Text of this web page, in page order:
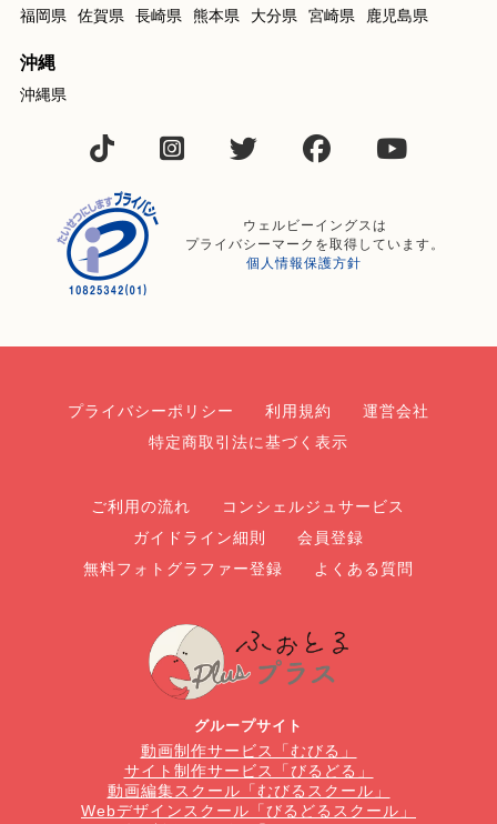
福岡県 佐賀県 長崎県 熊本県 大分県 宮崎県 鹿児島県
沖縄
沖縄県
ウェルビーイングスは
プライバシーマークを取得しています。
個人情報保護方針
プライバシーポリシー 利用規約
運営会社
特定商取引法に基づく表示
ご利用の流れ
コンシェルジュサービス
ガイドライン細則
会員登録
無料フォトグラファー登録
よくある質問
グループサイト
動画制作サービス「むびる」
サイト制作サービス「びるどる」
動画編集スクール「むびるスクール」
Webデザインスクール「びるどるスクール」